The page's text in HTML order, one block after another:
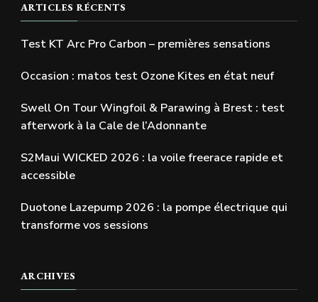
ARTICLES RÉCENTS
Test KT Arc Pro Carbon – premières sensations
Occasion : matos test Ozone Kites en état neuf
Swell On Tour Wingfoil & Parawing à Brest : test
afterwork à la Cale de l’Adonnante
S2Maui WICKED 2026 : la voile freerace rapide et
accessible
Duotone Lazepump 2026 : la pompe électrique qui
transforme vos sessions
ARCHIVES